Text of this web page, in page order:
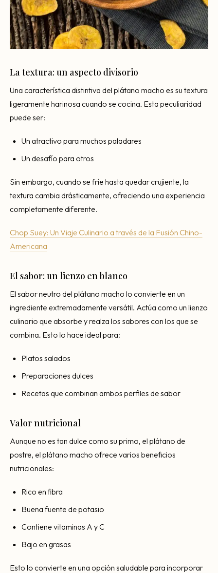
La textura: un aspecto divisorio
Una característica distintiva del plátano macho es su textura
ligeramente harinosa cuando se cocina. Esta peculiaridad
puede ser:
Un atractivo para muchos paladares
Un desafío para otros
Sin embargo, cuando se fríe hasta quedar crujiente, la
textura cambia drásticamente, ofreciendo una experiencia
completamente diferente.
Chop Suey: Un Viaje Culinario a través de la Fusión Chino-
Americana
El sabor: un lienzo en blanco
El sabor neutro del plátano macho lo convierte en un
ingrediente extremadamente versátil. Actúa como un lienzo
culinario que absorbe y realza los sabores con los que se
combina. Esto lo hace ideal para:
Platos salados
Preparaciones dulces
Recetas que combinan ambos perfiles de sabor
Valor nutricional
Aunque no es tan dulce como su primo, el plátano de
postre, el plátano macho ofrece varios beneficios
nutricionales:
Rico en fibra
Buena fuente de potasio
Contiene vitaminas A y C
Bajo en grasas
Esto lo convierte en una opción saludable para incorporar